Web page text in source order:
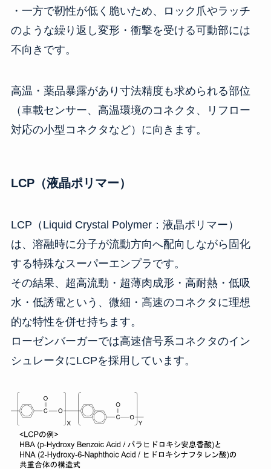
・一方で靭性が低く脆いため、ロック爪やラッチ
のような繰り返し変形・衝撃を受ける可動部には
不向きです。
高温・薬品暴露があり寸法精度も求められる部位
（車載センサー、高温環境のコネクタ、リフロー
対応の小型コネクタなど）に向きます。
LCP（液晶ポリマー）
LCP（Liquid Crystal Polymer：液晶ポリマー）
は、溶融時に分子が流動方向へ配向しながら固化
する特殊なスーパーエンプラです。
その結果、超高流動・超薄肉成形・高耐熱・低吸
水・低誘電という、微細・高速のコネクタに理想
的な特性を併せ持ちます。
ローゼンバーガーでは高速信号系コネクタのイン
シュレータにLCPを採用しています。